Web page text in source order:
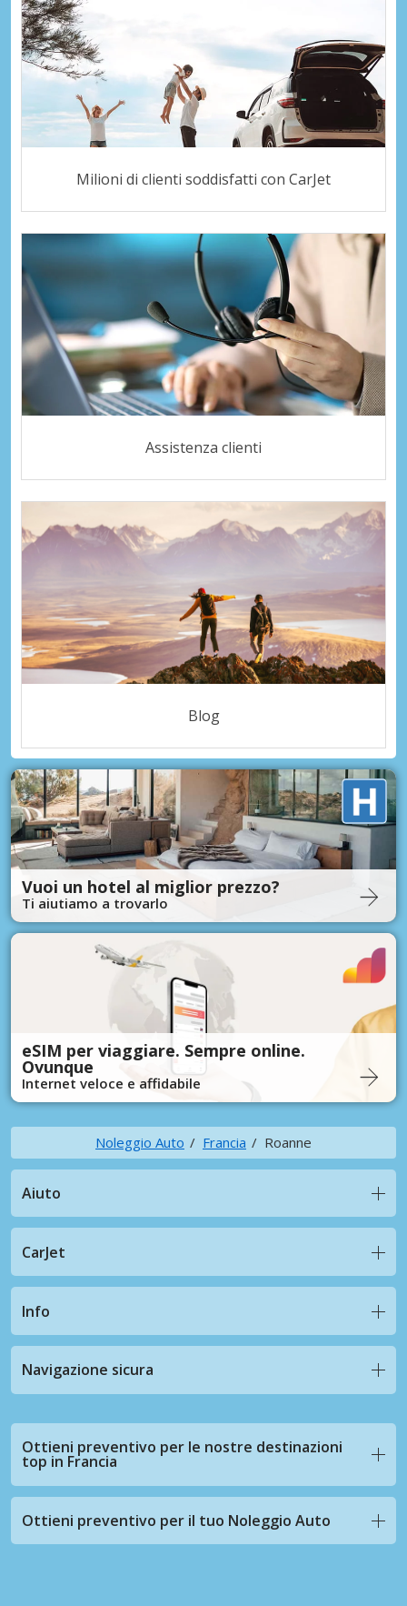
Milioni di clienti soddisfatti con CarJet
Assistenza clienti
Blog
Vuoi un hotel al miglior prezzo?
Ti aiutiamo a trovarlo
eSIM per viaggiare. Sempre online.
Ovunque
Internet veloce e affidabile
Noleggio Auto Francia Roanne
Aiuto
CarJet
Info
Navigazione sicura
Ottieni preventivo per le nostre destinazioni
top in Francia
Ottieni preventivo per il tuo Noleggio Auto